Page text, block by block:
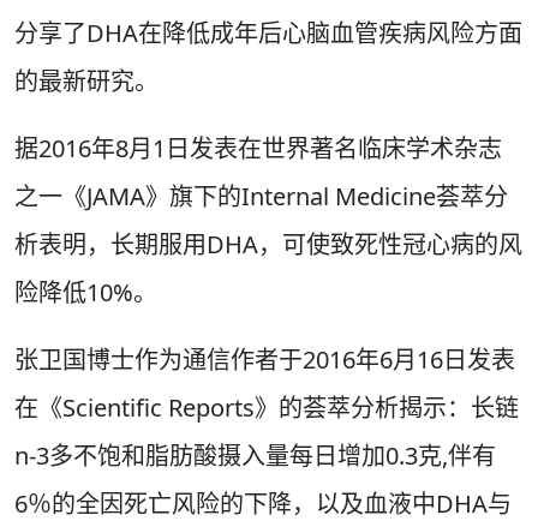
分享了DHA在降低成年后心脑血管疾病风险方面
的最新研究。
据2016年8月1日发表在世界著名临床学术杂志
之一《JAMA》旗下的Internal Medicine荟萃分
析表明，长期服用DHA，可使致死性冠心病的风
险降低10%。
张卫国博士作为通信作者于2016年6月16日发表
在《Scientific Reports》的荟萃分析揭示：长链
n-3多不饱和脂肪酸摄入量每日增加0.3克,伴有
6％的全因死亡风险的下降，以及血液中DHA与